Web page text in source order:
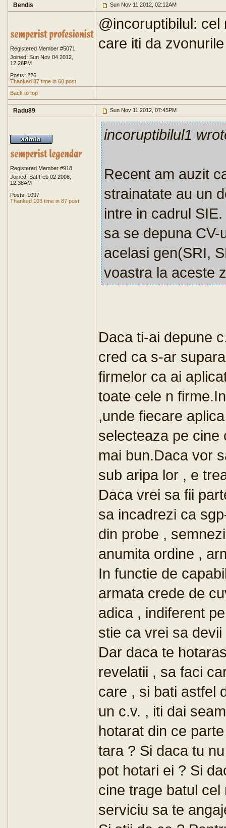
Bendis Sun Nov 11 2012, 02:12AM
Registered Member #5071
Joined: Sun Nov 04 2012,
12:26PM
Posts: 226
Thanked 87 time in 60 post
@incoruptibilul:
care iti da
Back to top
Radu89 Sun Nov 11 2012, 07:45PM
Registered Member #918
Joined: Sat Feb 02 2008,
12:38AM
Posts: 1097
Thanked 103 time in 87 post
incoruptibilul1
Recent am auzit
strainatate au un
intre in cadrul
sa se depuna CV-
acelasi gen(SRI,
voastra la aceste
Daca ti-ai depune
cred ca s-ar
firmelor ca ai
toate cele n
,unde fiecare
selecteaza pe cine
mai bun.Daca vor
sub aripa lor , e
Daca vrei sa fii
sa incadrezi ca
din probe ,
anumita ordine ,
In functie de
armata crede de
adica , indiferent
stie ca vrei sa
Dar daca te
revelatii , sa faci
care , si bati astfel
un c.v. , iti dai
hotarat din ce
tara ? Si daca tu
pot hotari ei ? Si
cine trage batul
serviciu sa te